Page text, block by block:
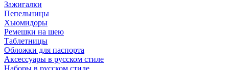
Зажигалки
Пепельницы
Хьюмидоры
Ремешки на шею
Таблетницы
Обложки для паспорта
Аксессуары в русском стиле
Наборы в русском стиле